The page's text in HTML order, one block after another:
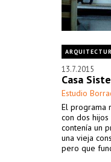
13.7.2015
Casa
Estudio
El programa
con dos
contenía un
una vieja
pero que